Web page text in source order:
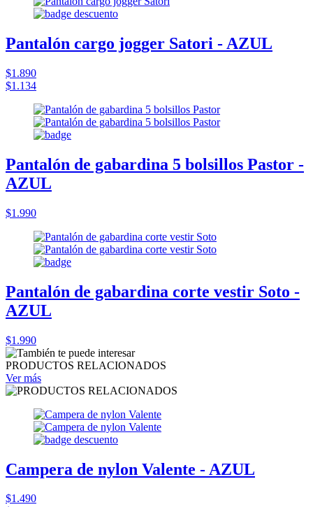
Pantalón cargo jogger Satori - AZUL
$1.890
$1.134
Pantalón de gabardina 5 bolsillos Pastor -
AZUL
$1.990
Pantalón de gabardina corte vestir Soto -
AZUL
$1.990
PRODUCTOS RELACIONADOS
Ver más
Campera de nylon Valente - AZUL
$1.490